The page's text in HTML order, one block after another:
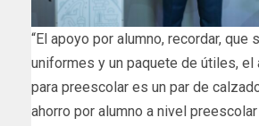
“El apoyo por alumno, recordar, que
uniformes y un paquete de útiles, el
para preescolar es un par de
ahorro por alumno a nivel